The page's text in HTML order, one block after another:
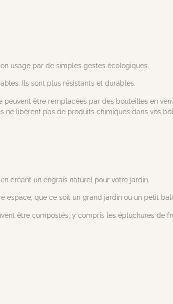
usage par de simples gestes écologiques.
Ils sont plus résistants et durables.
peuvent être remplacées par des bouteilles en
libèrent pas de produits chimiques dans vos
créant un engrais naturel pour votre jardin.
espace, que ce soit un grand jardin ou un petit
être compostés, y compris les épluchures de